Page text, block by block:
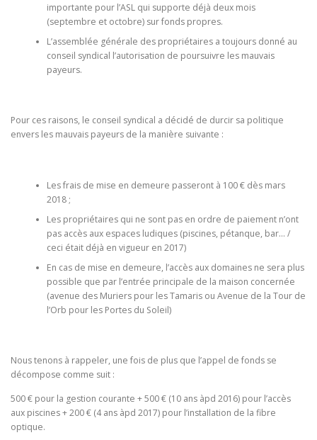
importante pour l’ASL qui supporte déjà deux mois
(septembre et octobre) sur fonds propres.
L’assemblée générale des propriétaires a toujours donné au
conseil syndical l’autorisation de poursuivre les mauvais
payeurs.
Pour ces raisons, le conseil syndical a décidé de durcir sa politique
envers les mauvais payeurs de la manière suivante :
Les frais de mise en demeure passeront à 100 € dès mars
2018 ;
Les propriétaires qui ne sont pas en ordre de paiement n’ont
pas accès aux espaces ludiques (piscines, pétanque, bar… /
ceci était déjà en vigueur en 2017)
En cas de mise en demeure, l’accès aux domaines ne sera plus
possible que par l’entrée principale de la maison concernée
(avenue des Muriers pour les Tamaris ou Avenue de la Tour de
l’Orb pour les Portes du Soleil)
Nous tenons à rappeler, une fois de plus que l’appel de fonds se
décompose comme suit :
500 € pour la gestion courante + 500 € (10 ans àpd 2016) pour l’accès
aux piscines + 200 € (4 ans àpd 2017) pour l’installation de la fibre
optique.